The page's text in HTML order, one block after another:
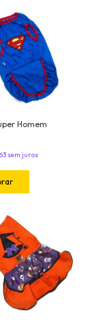
Homem
sem juros